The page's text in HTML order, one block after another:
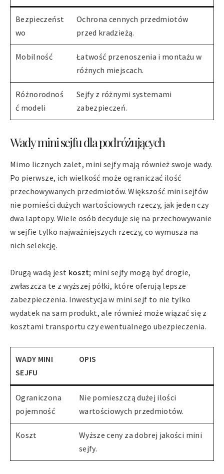
Bezpieczeńst
wo
Ochrona cennych przedmiotów
przed kradzieżą.
Mobilność
Łatwość przenoszenia i montażu w
różnych miejscach.
Różnorodnoś
ć modeli
Sejfy z różnymi systemami
zabezpieczeń.
Wady mini sejfu dla podróżujących
Mimo licznych zalet, mini sejfy mają również swoje wady.
Po pierwsze, ich wielkość może ograniczać ilość
przechowywanych przedmiotów. Większość mini sejfów
nie pomieści dużych wartościowych rzeczy, jak jeden czy
dwa laptopy. Wiele osób decyduje się na przechowywanie
w sejfie tylko najważniejszych rzeczy, co wymusza na
nich selekcję.
Drugą wadą jest koszt; mini sejfy mogą być drogie,
zwłaszcza te z wyższej półki, które oferują lepsze
zabezpieczenia. Inwestycja w mini sejf to nie tylko
wydatek na sam produkt, ale również może wiązać się z
kosztami transportu czy ewentualnego ubezpieczenia.
WADY MINI
SEJFU
OPIS
Ograniczona
pojemność
Nie pomieszczą dużej ilości
wartościowych przedmiotów.
Koszt
Wyższe ceny za dobrej jakości mini
sejfy.